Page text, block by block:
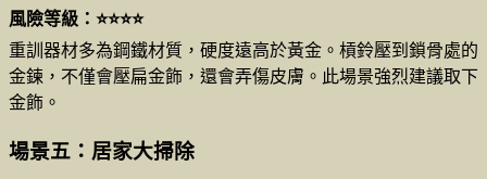
風險等級：⭐⭐⭐⭐
重訓器材多為鋼鐵材質，硬度遠高於黃金。槓鈴壓到鎖骨處的
金鍊，不僅會壓扁金飾，還會弄傷皮膚。此場景強烈建議取下
金飾。
場景五：居家大掃除